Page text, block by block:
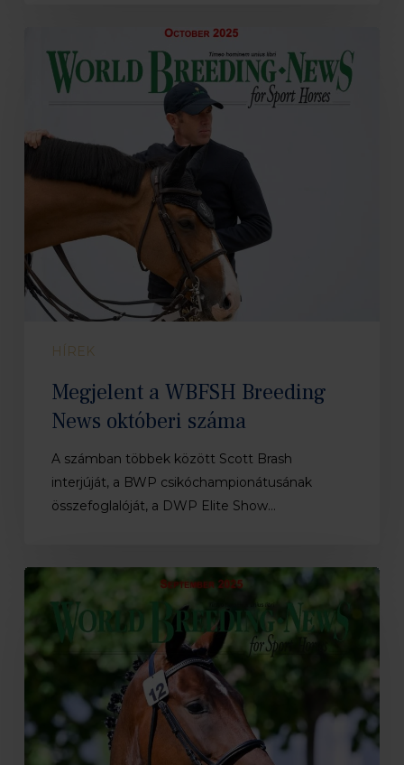
WBFSH
News
száma
HÍREK
Megjelent a WBFSH Breeding
News októberi száma
A számban többek között Scott Brash
interjúját, a BWP csikóchampionátusának
összefoglalóját, a DWP Elite Show…
Eseménydúsan
telt
nyár
MSLT
életében